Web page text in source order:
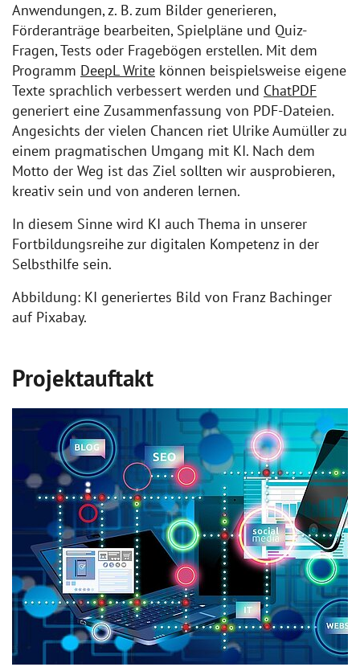
Anwendungen, z. B. zum Bilder generieren,
Förderanträge bearbeiten, Spielpläne und Quiz-
Fragen, Tests oder Fragebögen erstellen. Mit dem
Programm DeepL Write können beispielsweise eigene
Texte sprachlich verbessert werden und ChatPDF
generiert eine Zusammenfassung von PDF-Dateien.
Angesichts der vielen Chancen riet Ulrike Aumüller zu
einem pragmatischen Umgang mit KI. Nach dem
Motto der Weg ist das Ziel sollten wir ausprobieren,
kreativ sein und von anderen lernen.
In diesem Sinne wird KI auch Thema in unserer
Fortbildungsreihe zur digitalen Kompetenz in der
Selbsthilfe sein.
Abbildung: KI generiertes Bild von Franz Bachinger
auf Pixabay.
Projektauftakt